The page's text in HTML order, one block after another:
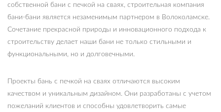
собственной бани с печкой на сваях, строительная компания
бани-бани является незаменимым партнером в Волоколамске.
Сочетание прекрасной природы и инновационного подхода к
строительству делает наши бани не только стильными и
функциональными, но и долговечными.
Проекты бань с печкой на сваях отличаются высоким
качеством и уникальным дизайном. Они разработаны с учетом
пожеланий клиентов и способны удовлетворить самые